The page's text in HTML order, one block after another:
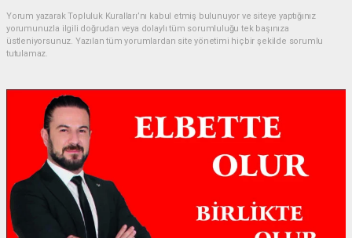
Yorum yazarak Topluluk Kuralları’nı kabul etmiş bulunuyor ve siteye yaptığınız
yorumunuzla ilgili doğrudan veya dolaylı tüm sorumluluğu tek başınıza
üstleniyorsunuz. Yazılan tüm yorumlardan site yönetimi hiçbir şekilde sorumlu
tutulamaz.